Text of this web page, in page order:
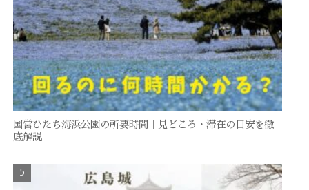
国営ひたち海浜公園の所要時間｜見どころ・滞在の目安を徹
底解説